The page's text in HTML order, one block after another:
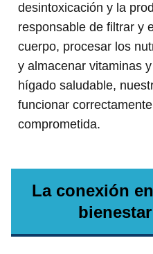
desintoxicación y la
responsable de filtrar y
cuerpo, procesar los
y almacenar vitaminas
hígado saludable,
funcionar
comprometida.
La conexión